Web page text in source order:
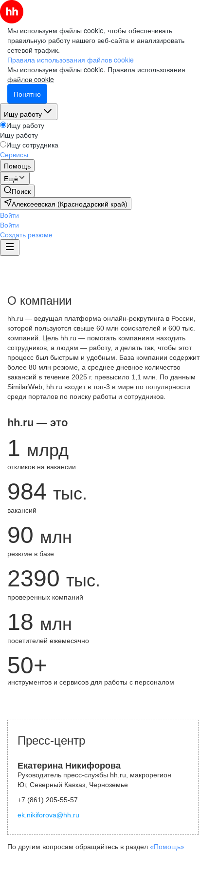
Мы используем файлы cookie, чтобы обеспечивать
правильную работу нашего веб-сайта и анализировать
сетевой трафик.
Правила использования файлов cookie
Мы используем файлы cookie. Правила использования
файлов cookie
Понятно
Ищу работу
Ищу работу
Ищу работу
Ищу сотрудника
Сервисы
Помощь
Ещё
Поиск
Алексеевская (Краснодарский край)
Войти
Войти
Создать резюме
О компании
hh.ru — ведущая платформа онлайн-рекрутинга в России,
которой пользуются свыше 60 млн соискателей и 600 тыс.
компаний. Цель hh.ru — помогать компаниям находить
сотрудников, а людям — работу, и делать так, чтобы этот
процесс был быстрым и удобным. База компании содержит
более 80 млн резюме, а среднее дневное количество
вакансий в течение 2025 г. превысило 1,1 млн. По данным
SimilarWeb, hh.ru входит в топ-3 в мире по популярности
среди порталов по поиску работы и сотрудников.
hh.ru — это
1 млрд
откликов на вакансии
984 тыс.
вакансий
90 млн
резюме в базе
2390 тыс.
проверенных компаний
18 млн
посетителей ежемесячно
50+
инструментов и сервисов для работы с персоналом
Пресс-центр
Екатерина Никифорова
Руководитель пресс-службы hh.ru, макрорегион
Юг, Северный Кавказ, Черноземье
+7 (861) 205-55-57
ek.nikiforova@hh.ru
По другим вопросам обращайтесь в раздел «Помощь»